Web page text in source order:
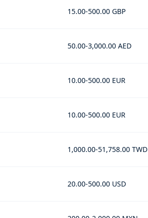
15.00-500.00 GBP
50.00-3,000.00 AED
10.00-500.00 EUR
10.00-500.00 EUR
1,000.00-51,758.00 TWD
20.00-500.00 USD